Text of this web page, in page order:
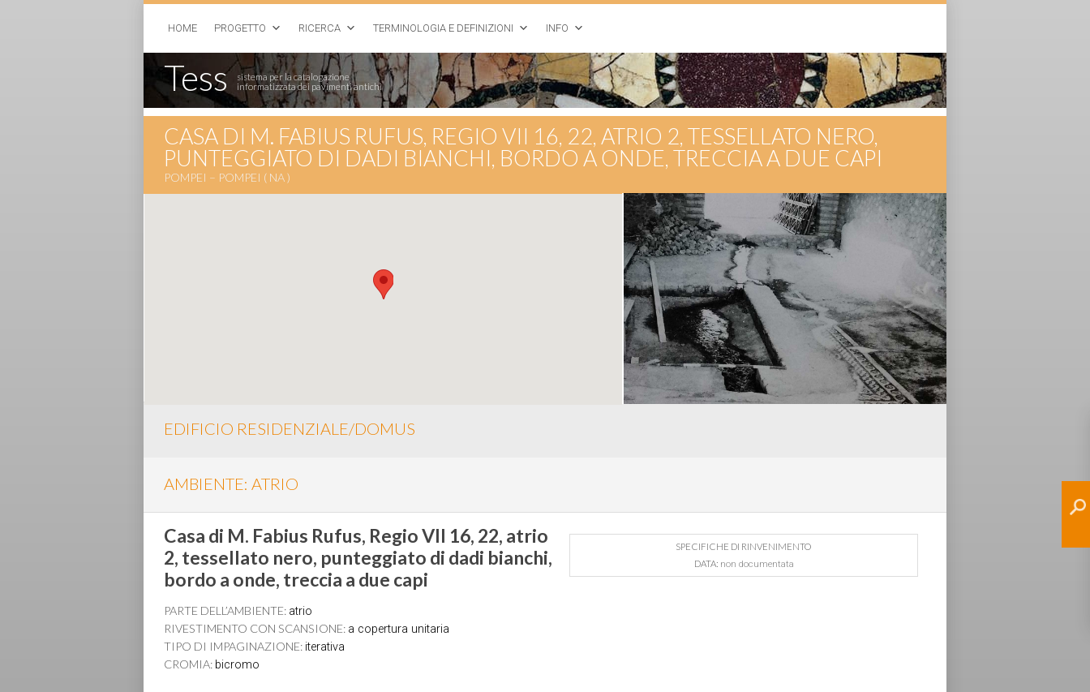
HOME PROGETTO RICERCA TERMINOLOGIA E DEFINIZIONI INFO
Tess
sistema per la catalogazione
informatizzata dei pavimenti antichi
CASA DI M. FABIUS RUFUS, REGIO VII 16, 22, ATRIO 2, TESSELLATO NERO,
PUNTEGGIATO DI DADI BIANCHI, BORDO A ONDE, TRECCIA A DUE CAPI
POMPEI – POMPEI ( NA )
EDIFICIO RESIDENZIALE/DOMUS
AMBIENTE: ATRIO
SPECIFICHE DI RINVENIMENTO
DATA: non documentata
Casa di M. Fabius Rufus, Regio VII 16, 22, atrio
2, tessellato nero, punteggiato di dadi bianchi,
bordo a onde, treccia a due capi
PARTE DELL’AMBIENTE: atrio
RIVESTIMENTO CON SCANSIONE: a copertura unitaria
TIPO DI IMPAGINAZIONE: iterativa
CROMIA: bicromo